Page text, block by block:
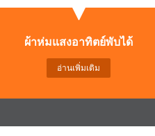
ผ้าห่มแสงอาทิตย์พับได้
อ่านเพิ่มเติม